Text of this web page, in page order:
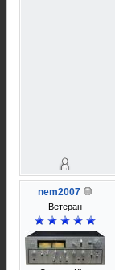
nem2007
Ветеран